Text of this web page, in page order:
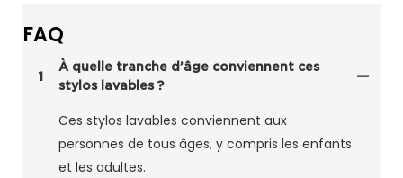
FAQ
1
À quelle tranche d’âge conviennent ces
stylos lavables ?
Ces stylos lavables conviennent aux
personnes de tous âges, y compris les enfants
et les adultes.